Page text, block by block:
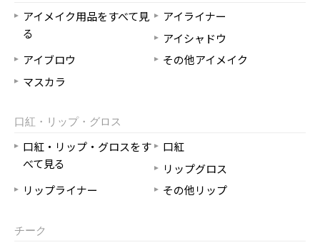
アイメイク用品をすべて見
る
アイライナー
アイシャドウ
アイブロウ
その他アイメイク
マスカラ
口紅・リップ・グロス
口紅・リップ・グロスをす
べて見る
口紅
リップグロス
リップライナー
その他リップ
チーク